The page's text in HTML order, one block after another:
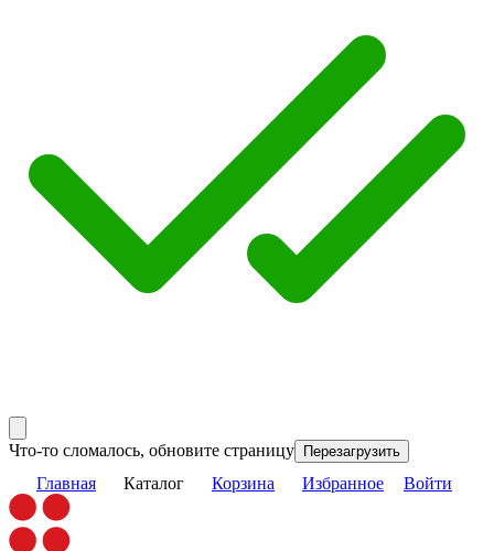
Что-то сломалось, обновите страницу Перезагрузить
Главная Каталог Корзина Избранное Войти